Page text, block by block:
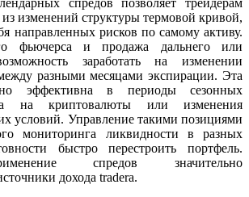
спредов позволяет трейдерам
изменений структуры термовой кривой,
направленных рисков по самому активу.
фьючерса и продажа дальнего или
заработать на изменении
разными месяцами экспирации. Эта
эффективна в периоды сезонных
на криптовалюты или изменения
условий. Управление такими позициями
мониторинга ликвидности в разных
быстро перестроить портфель.
спредов значительно
дохода traderа.